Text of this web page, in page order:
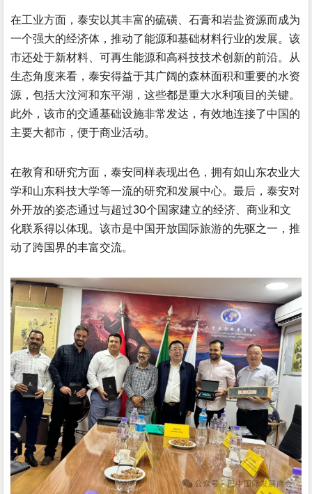
在工业方面，泰安以其丰富的硫磺、石膏和岩盐资源而成为
一个强大的经济体，推动了能源和基础材料行业的发展。该
市还处于新材料、可再生能源和高科技技术创新的前沿。从
生态角度来看，泰安得益于其广阔的森林面积和重要的水资
源，包括大汶河和东平湖，这些都是重大水利项目的关键。
此外，该市的交通基础设施非常发达，有效地连接了中国的
主要大都市，便于商业活动。
在教育和研究方面，泰安同样表现出色，拥有如山东农业大
学和山东科技大学等一流的研究和发展中心。最后，泰安对
外开放的姿态通过与超过30个国家建立的经济、商业和文
化联系得以体现。该市是中国开放国际旅游的先驱之一，推
动了跨国界的丰富交流。